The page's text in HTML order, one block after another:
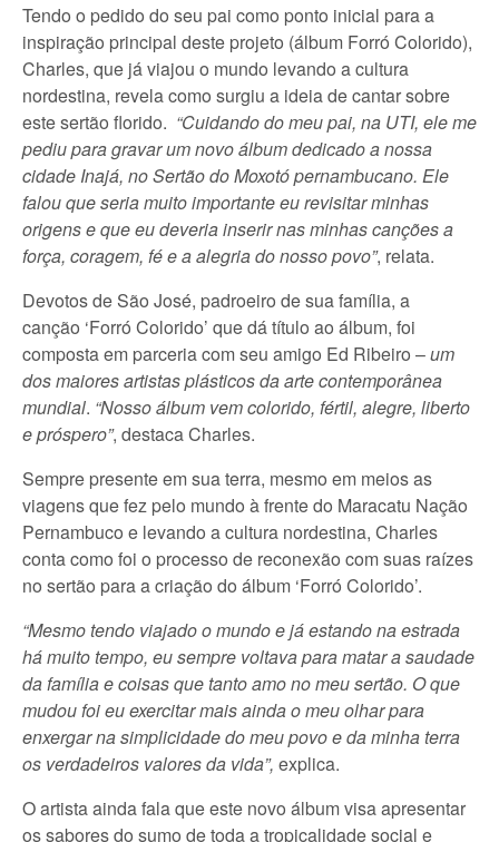
Tendo o pedido do seu pai como ponto inicial para a
inspiração principal deste projeto (álbum Forró Colorido),
Charles, que já viajou o mundo levando a cultura
nordestina, revela como surgiu a ideia de cantar sobre
este sertão florido. “Cuidando do meu pai, na UTI, ele me
pediu para gravar um novo álbum dedicado a nossa
cidade Inajá, no Sertão do Moxotó pernambucano. Ele
falou que seria muito importante eu revisitar minhas
origens e que eu deveria inserir nas minhas canções a
força, coragem, fé e a alegria do nosso povo”, relata.
Devotos de São José, padroeiro de sua família, a
canção ‘Forró Colorido’ que dá título ao álbum, foi
composta em parceria com seu amigo Ed Ribeiro –um
dos maiores artistas plásticos da arte contemporânea
mundial. “Nosso álbum vem colorido, fértil, alegre, liberto
e próspero”, destaca Charles.
Sempre presente em sua terra, mesmo em meios as
viagens que fez pelo mundo à frente do Maracatu Nação
Pernambuco e levando a cultura nordestina, Charles
conta como foi o processo de reconexão com suas raízes
no sertão para a criação do álbum ‘Forró Colorido’.
“Mesmo tendo viajado o mundo e já estando na estrada
há muito tempo, eu sempre voltava para matar a saudade
da família e coisas que tanto amo no meu sertão. O que
mudou foi eu exercitar mais ainda o meu olhar para
enxergar na simplicidade do meu povo e da minha terra
os verdadeiros valores da vida”, explica.
O artista ainda fala que este novo álbum visa apresentar
os sabores do sumo de toda a tropicalidade social e